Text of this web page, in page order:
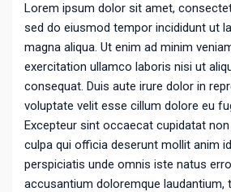
Lorem ipsum dolor sit amet,
sed do eiusmod tempor incididunt ut
magna aliqua. Ut enim ad minim
exercitation ullamco laboris nisi ut
consequat. Duis aute irure dolor in
voluptate velit esse cillum dolore eu
Excepteur sint occaecat cupidatat
culpa qui officia deserunt mollit anim
perspiciatis unde omnis iste natus
accusantium doloremque laudantium,